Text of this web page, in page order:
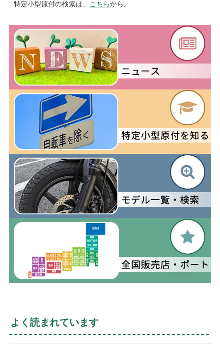
特定小型原付の検索は、 こちらから。
よく読まれています